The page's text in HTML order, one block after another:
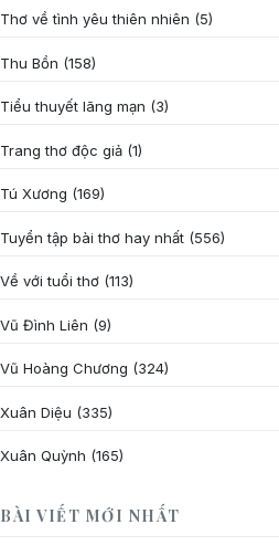
Thơ về tình yêu thiên nhiên (5)
Thu Bồn (158)
Tiểu thuyết lãng mạn (3)
Trang thơ độc giả (1)
Tú Xương (169)
Tuyển tập bài thơ hay nhất (556)
Về với tuổi thơ (113)
Vũ Đình Liên (9)
Vũ Hoàng Chương (324)
Xuân Diệu (335)
Xuân Quỳnh (165)
BÀI VIẾT MỚI NHẤT